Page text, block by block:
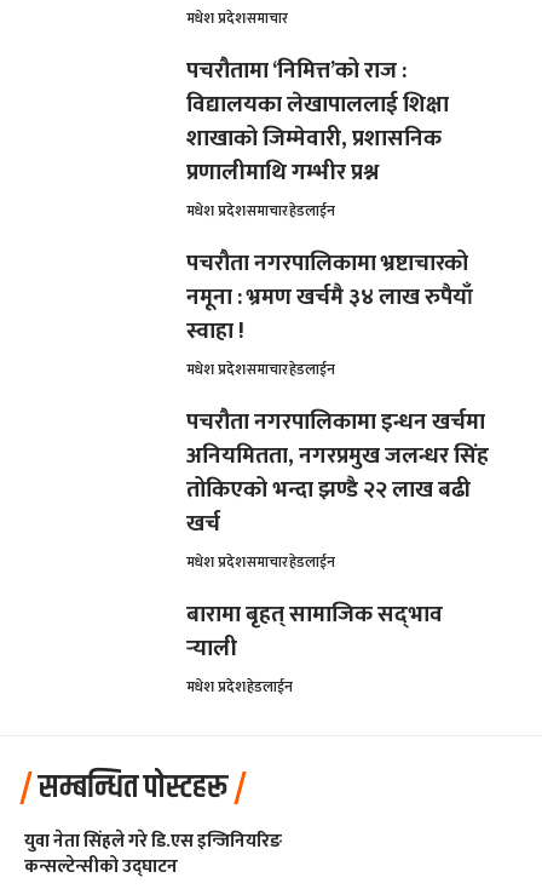
मधेश प्रदेशसमाचार
पचरौतामा ‘निमित्त’को राज :
विद्यालयका लेखापाललाई शिक्षा
शाखाको जिम्मेवारी, प्रशासनिक
प्रणालीमाथि गम्भीर प्रश्न
मधेश प्रदेशसमाचारहेडलाईन
पचरौता नगरपालिकामा भ्रष्टाचारको
नमूना : भ्रमण खर्चमै ३४ लाख रुपैयाँ
स्वाहा !
मधेश प्रदेशसमाचारहेडलाईन
पचरौता नगरपालिकामा इन्धन खर्चमा
अनियमितता, नगरप्रमुख जलन्धर सिंह
तोकिएको भन्दा झण्डै २२ लाख बढी
खर्च
मधेश प्रदेशसमाचारहेडलाईन
बारामा बृहत् सामाजिक सद्‌भाव
र्‍याली
मधेश प्रदेशहेडलाईन
सम्बन्धित पोस्टहरू
युवा नेता सिंहले गरे डि.एस इन्जिनियरिङ
कन्सल्टेन्सीको उद्घाटन